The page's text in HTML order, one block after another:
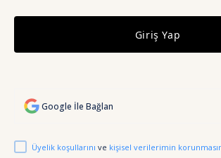
Giriş Yap
Google İle Bağlan
Üyelik koşullarını ve kişisel verilerimin